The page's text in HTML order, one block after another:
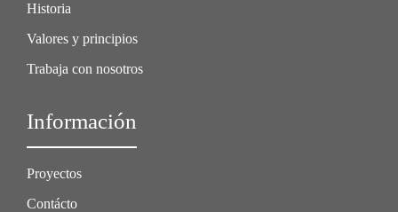
Historia
Valores y principios
Trabaja con nosotros
Información
Proyectos
Contácto